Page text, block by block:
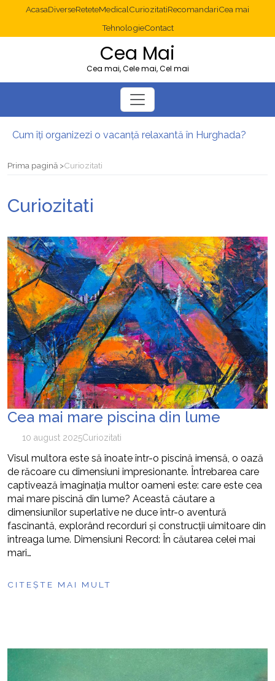
AcasaDiverseReteteMedicalCuriozitatiRecomandariCea mai
TehnologieContact
Cea Mai
Cea mai, Cele mai, Cel mai
Cum îți organizezi o vacanță relaxantă în Hurghada?
Diverticulita: când este necesară operația?
Prima pagină Curiozitati
Curiozitati
Cea mai mare piscina din lume
10 august 2025Curiozitati
Visul multora este să înoate într-o piscină imensă, o oază
de răcoare cu dimensiuni impresionante. Întrebarea care
captivează imaginația multor oameni este: care este cea
mai mare piscină din lume? Această căutare a
dimensiunilor superlative ne duce într-o aventură
fascinantă, explorând recorduri și construcții uimitoare din
întreaga lume. Dimensiuni Record: În căutarea celei mai
mari…
CITEȘTE MAI MULT